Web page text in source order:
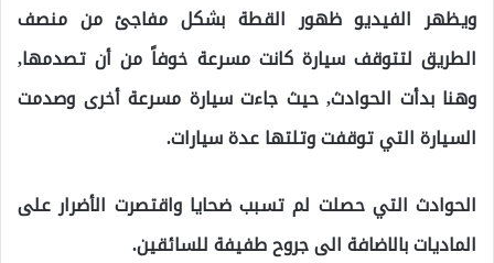
ويظهر الفيديو ظهور القطة بشكل مفاجئ من منصف
الطريق لتتوقف سيارة كانت مسرعة خوفاً من أن تصدمها,
وهنا بدأت الحوادث, حيث جاءت سيارة مسرعة أخرى وصدمت
السيارة التي توقفت وتلتها عدة سيارات.
الحوادث التي حصلت لم تسبب ضحايا واقتصرت الأضرار على
الماديات بالاضافة الى جروح طفيفة للسائقين.